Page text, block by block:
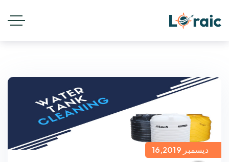
ديسمبر 16,2019